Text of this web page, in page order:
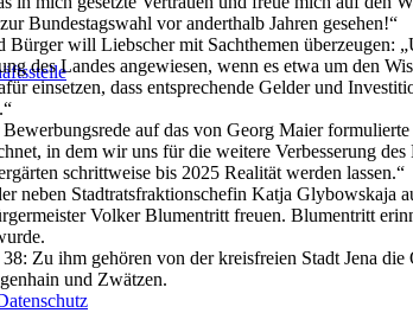
Bundestagswahl vor anderthalb Jahren gesehen!“
Bürger will Liebscher mit Sachthemen überzeugen:
des Landes angewiesen, wenn es etwa um den
einsetzen, dass entsprechende Gelder und
auf das von Georg Maier
in dem wir uns für die weitere Verbesserung
schrittweise bis 2025 Realität werden lassen.“
neben Stadtratsfraktionschefin Katja Glybowskaja
Volker Blumentritt freuen. Blumentritt
Zu ihm gehören von der kreisfreien Stadt Jena
und Zwätzen.